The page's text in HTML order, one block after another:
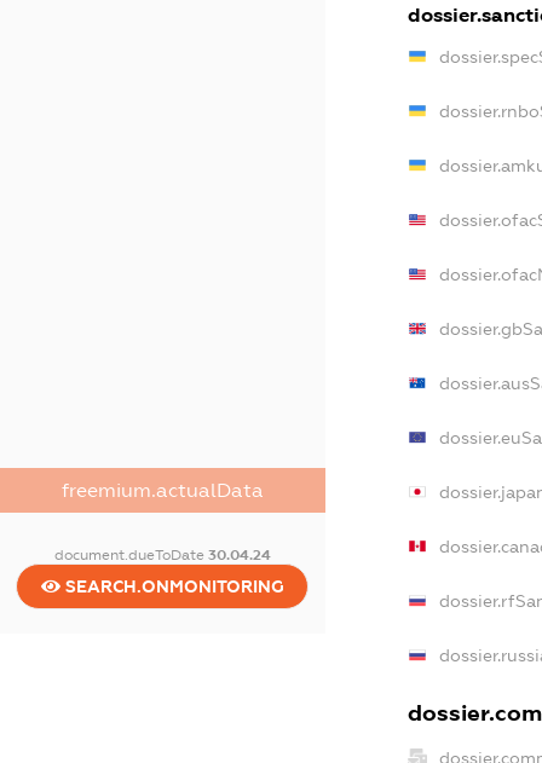
freemium.actualData
document.dueToDate 30.04.24
SEARCH.ONMONITORING